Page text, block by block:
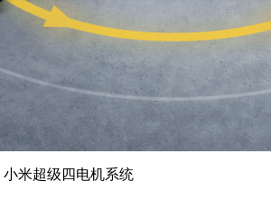
小米超级四电机系统